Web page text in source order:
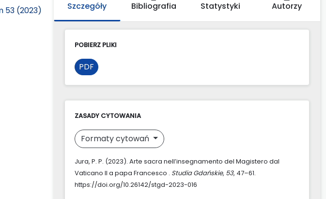
53 (2023) Szczegóły Bibliografia Statystyki Autorzy
POBIERZ PLIKI
PDF
ZASADY CYTOWANIA
Formaty cytowań
Jura, P. P. (2023). Arte sacra nell’insegnamento del Magistero dal
Vaticano II a papa Francesco . Studia Gdańskie, 53, 47–61.
https://doi.org/10.26142/stgd-2023-016